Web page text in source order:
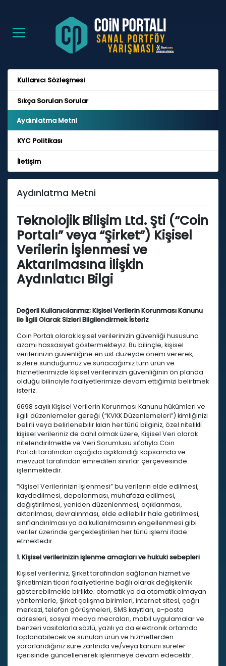
Kullanıcı Sözleşmesi
Sıkça Sorulan Sorular
Aydınlatma Metni
KYC Politikası
İletişim
Aydınlatma Metni
Teknolojik Bilişim Ltd. Şti (“Coin
Portalı” veya “Şirket”) Kişisel
Verilerin İşlenmesi ve
Aktarılmasına İlişkin
Aydınlatıcı Bilgi
Değerli Kullanıcılarımız; Kişisel Verilerin Korunması Kanunu
ile İlgili Olarak Sizleri Bilgilendirmek İsteriz
Coin Portalı olarak kişisel verilerinizin güvenliği hususuna
azami hassasiyet göstermekteyiz. Bu bilinçle, kişisel
verilerinizin güvenliğine en üst düzeyde önem vererek,
sizlere sunduğumuz ve sunacağımız tüm ürün ve
hizmetlerimizde kişisel verilerinizin güvenliğinin ön planda
olduğu bilinciyle faaliyetlerimize devam ettiğimizi belirtmek
isteriz.
6698 sayılı Kişisel Verilerin Korunması Kanunu hükümleri ve
ilgili düzenlemeler gereği (“KVKK Düzenlemeleri”) kimliğinizi
belirli veya belirlenebilir kılan her türlü bilginiz, özel nitelikli
kişisel verileriniz de dahil olmak üzere, Kişisel Veri olarak
nitelendirilmekte ve Veri Sorumlusu sıfatıyla Coin
Portalı tarafından aşağıda açıklandığı kapsamda ve
mevzuat tarafından emredilen sınırlar çerçevesinde
işlenmektedir.
“Kişisel Verilerinizin İşlenmesi” bu verilerin elde edilmesi,
kaydedilmesi, depolanması, muhafaza edilmesi,
değiştirilmesi, yeniden düzenlenmesi, açıklanması,
aktarılması, devralınması, elde edilebilir hale getirilmesi,
sınıflandırılması ya da kullanılmasının engellenmesi gibi
veriler üzerinde gerçekleştirilen her türlü işlemi ifade
etmektedir.
1. Kişisel verilerinizin işlenme amaçları ve hukuki sebepleri
Kişisel verileriniz, Şirket tarafından sağlanan hizmet ve
Şirketimizin ticari faaliyetlerine bağlı olarak değişkenlik
gösterebilmekle birlikte; otomatik ya da otomatik olmayan
yöntemlerle, Şirket çalışma birimleri, internet sitesi, çağrı
merkezi, telefon görüşmeleri, SMS kayıtları, e-posta
adresleri, sosyal medya mecraları, mobil uygulamalar ve
benzeri vasıtalarla sözlü, yazılı ya da elektronik ortamda
toplanabilecek ve sunulan ürün ve hizmetlerden
yararlandığınız süre zarfında ve/veya kanuni süreler
içerisinde güncellenerek işlenmeye devam edecektir.